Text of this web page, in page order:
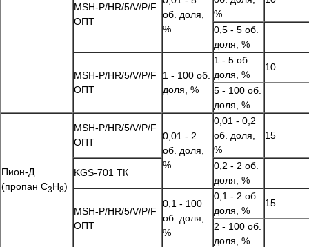
MSH-P/HR/5/V/P/F
ОПТ
об. доля,
%
%
0,5 - 5 об.
доля, %
MSH-P/HR/5/V/P/F
ОПТ
1 - 100 об.
доля, %
1 - 5 об.
доля, %
10
5 - 100 об.
доля, %
Пион-Д
(пропан C3H8)
MSH-P/HR/5/V/P/F
ОПТ
0,01 - 2
об. доля,
%
0,01 - 0,2
об. доля,
%
15
KGS-701 ТК
0,2 - 2 об.
доля, %
MSH-P/HR/5/V/P/F
ОПТ
0,1 - 100
об. доля,
%
0,1 - 2 об.
доля, %
15
2 - 100 об.
доля, %